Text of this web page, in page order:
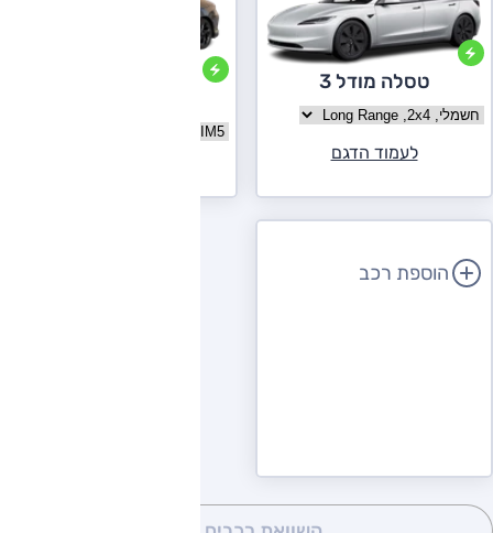
טסלה מודל 3
בחר גרסה טסלה מודל 3
לעמוד הדגם
בחר גרסה IM 5
הוספת רכב